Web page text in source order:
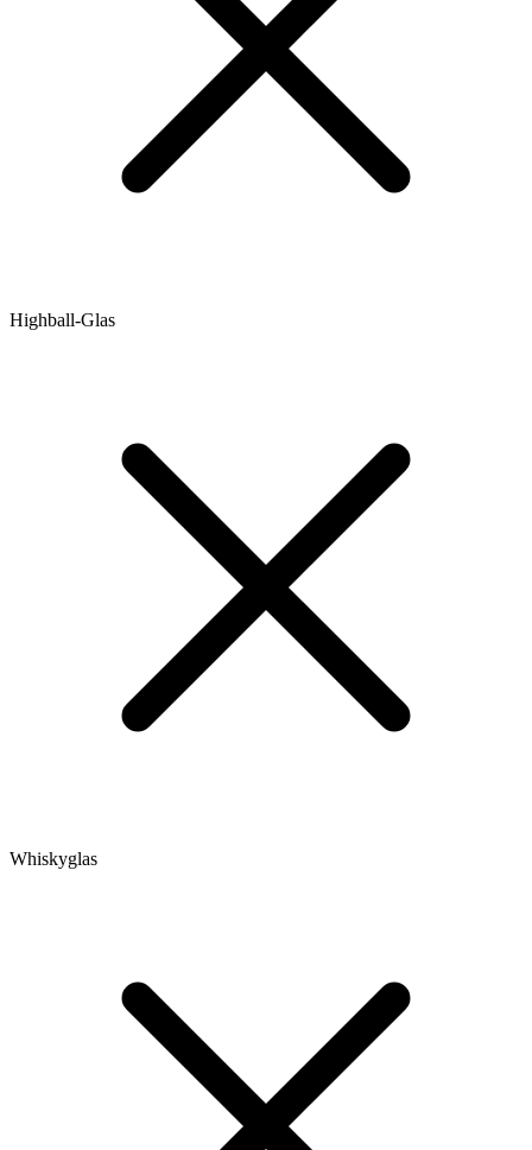
Highball-Glas
Whiskyglas